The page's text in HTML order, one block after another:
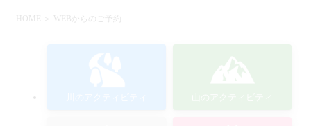
HOME ＞ WEBからのご予約